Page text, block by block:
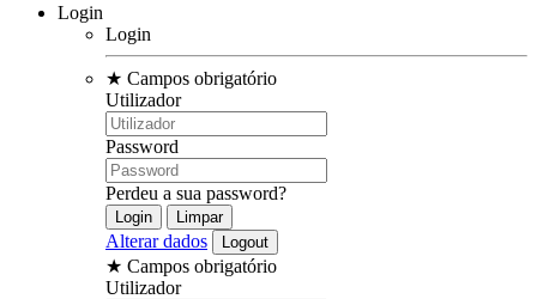
Login
Login
★ Campos obrigatório
Utilizador
Password
Perdeu a sua password?
Alterar dados
★ Campos obrigatório
Utilizador